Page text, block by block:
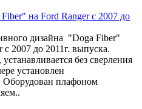
на Ford Ranger с 2007 до
дизайна "Doga Fiber"
2007 до 2011г. выпуска.
без сверления
установлен
Оборудован плафоном